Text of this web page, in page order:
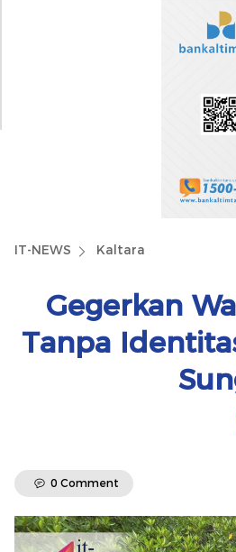
IT-NEWS Kaltara
Gegerkan
Tanpa
0 Comment